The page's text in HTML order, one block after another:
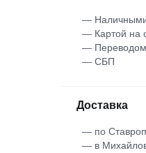
— Наличными
— Картой на
— Переводом
— СБП
Доставка
— по
— в